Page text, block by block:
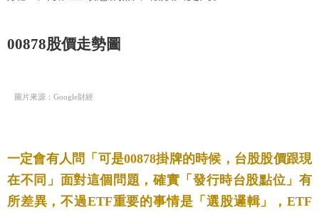
00878股價走勢圖
圖片來源：Google財經
一定會有人問「可是00878掛牌的時候，台股股價跟現
在不同」面對這個問題，確實「發行時台股點位」有
所差異，不過ETF重要的事情是「選股邏輯」，ETF